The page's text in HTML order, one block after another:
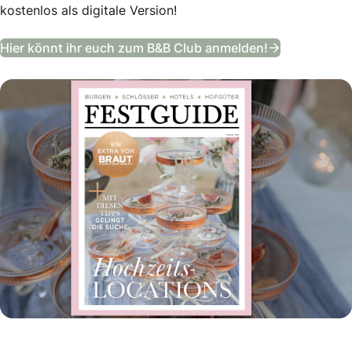
kostenlos als digitale Version!
Hier könnt ihr euch zum B&B Club anmelden! Festguide